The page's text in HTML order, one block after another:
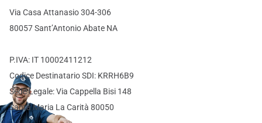
Via Casa Attanasio 304-306
80057 Sant’Antonio Abate NA
P.IVA: IT 10002411212
Codice Destinatario SDI: KRRH6B9
Sede Legale: Via Cappella Bisi 148
Santa Maria La Carità 80050